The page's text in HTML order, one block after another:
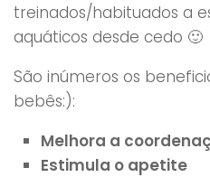
treinados/habituados a
aquáticos desde cedo 🙂
São inúmeros os
bebês:):
Melhora a
Estimula o apetite